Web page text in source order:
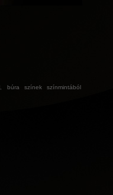
búra színek színmintából